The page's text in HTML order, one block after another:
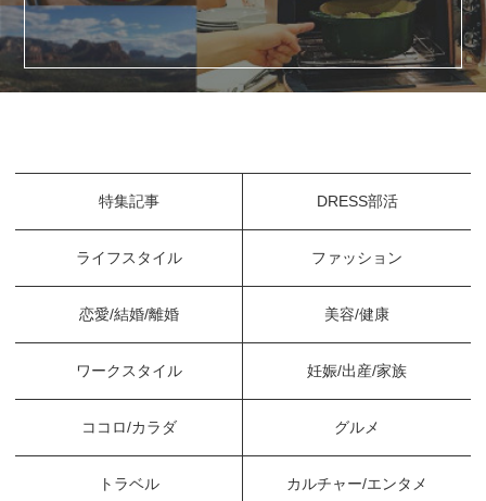
特集記事 DRESS部活
ライフスタイル ファッション
恋愛/結婚/離婚 美容/健康
ワークスタイル 妊娠/出産/家族
ココロ/カラダ グルメ
トラベル カルチャー/エンタメ